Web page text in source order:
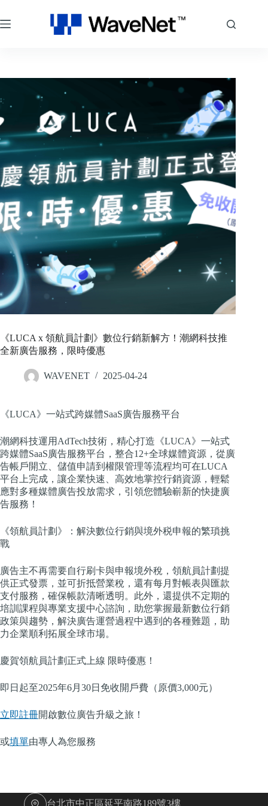
至
主
《LUCA x 領航員計劃》數位行銷新解方！潮網科技推
全新廣告服務，限時優惠
WAVENET 2025-04-24
《LUCA》一站式跨媒體SaaS廣告服務平台
潮網科技運用AdTech技術，精心打造《LUCA》一站式
跨媒體SaaS廣告服務平台，整合12+全球媒體資源，從廣
告帳戶開立、儲值申請到權限管理等流程均可在LUCA
平台上完成，讓企業快速、高效地掌控行銷資源，輕鬆
應對多種媒體廣告投放需求，引領您體驗嶄新的快捷廣
告服務！
《領航員計劃》：解決數位行銷與境外税申報的繁瑣挑
戰
廣告主不再需要自行刷卡與申報境外稅，領航員計劃提
供正式發票，並可折抵營業稅，還有每月對帳表與匯款
支付服務，確保帳款清晰透明。此外，還提供不定期的
培訓課程與專業支援中心諮詢，助您掌握最新數位行銷
政策與趨勢，解決廣告運營過程中遇到的各種難題，助
力企業順利拓展全球市場。
慶賀領航員計劃正式上線 限時優惠！
即日起至2025年6月30日免收開戶費（原價3,000元）
立即註冊開啟數位廣告升級之旅！
或填單由專人為您服務
台北市中正區延平南路189號3樓